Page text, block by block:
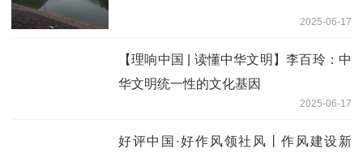
2025-06-17
【理响中国 | 读懂中华文明】李百玲：中
华文明统一性的文化基因
2025-06-17
好评中国·好作风领社风丨作风建设新